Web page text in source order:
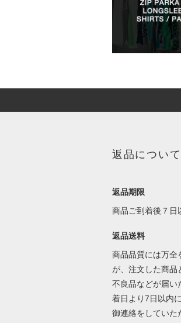
返品について
返品期限
商品ご到着後７日
返品送料
商品品質には万全
が、注文した商品
不良品などが届い
着日より7日以内に
御連絡をしていた